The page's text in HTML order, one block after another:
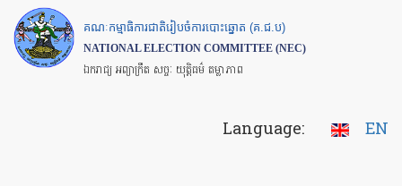
Skip
to
main
គណៈកម្មាធិការជាតិរៀបចំការបោះឆ្នោត (គ.ជ.ប)
NATIONAL ELECTION COMMITTEE (NEC)
ឯករាជ្យ អព្យាក្រឹត សច្ចៈ យុត្តិធម៌ តម្លាភាព
Language: EN